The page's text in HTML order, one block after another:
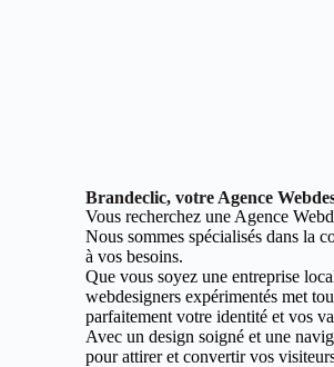
Brandeclic, votre Agence
Vous recherchez une Agence
Nous sommes spécialisés dans la
à vos besoins.
Que vous soyez une entreprise
webdesigners expérimentés met
parfaitement votre identité et vos
Avec un design soigné et une
pour attirer et convertir vos